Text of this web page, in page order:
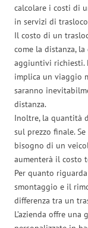
calcolare i costi di
in servizi di
Il costo di un
come la distanza,
aggiuntivi richiesti.
implica un viaggio
saranno
distanza.
Inoltre, la quantità
sul prezzo finale.
bisogno di un
aumenterà il costo
Per quanto
smontaggio e il
differenza tra un
L’azienda offre